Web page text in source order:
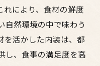
れにより、食材の鮮度
自然環境の中で味わう
を活かした内装は、都
し、食事の満足度を高